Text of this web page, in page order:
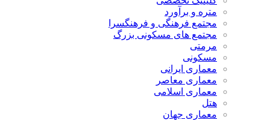
متره و برآورد
مجتمع فرهنگی و فرهنگسرا
مجتمع های مسکونی بزرگ
مرمتی
مسکونی
معماری ایرانی
معماری معاصر
معماری اسلامی
هتل
معماری جهان